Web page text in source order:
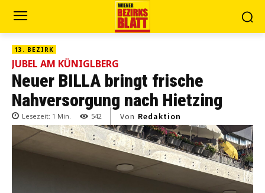
13. BEZIRK
JUBEL AM KÜNIGLBERG
Neuer BILLA bringt frische
Nahversorgung nach Hietzing
Lesezeit: 1 Min. 542 Von Redaktion